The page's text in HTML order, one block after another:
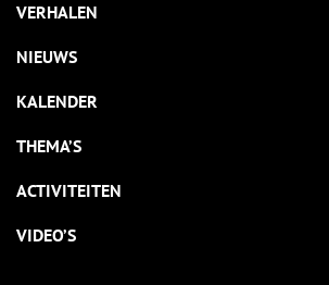
VERHALEN
NIEUWS
KALENDER
THEMA’S
ACTIVITEITEN
VIDEO’S